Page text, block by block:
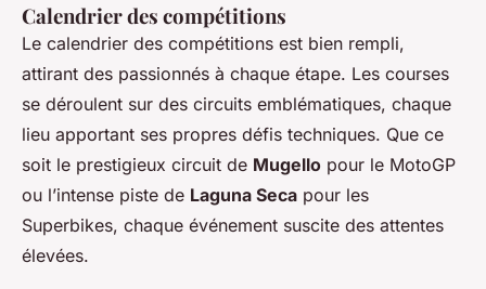
Calendrier des compétitions
Le calendrier des compétitions est bien rempli,
attirant des passionnés à chaque étape. Les courses
se déroulent sur des circuits emblématiques, chaque
lieu apportant ses propres défis techniques. Que ce
soit le prestigieux circuit de Mugello pour le MotoGP
ou l’intense piste de Laguna Seca pour les
Superbikes, chaque événement suscite des attentes
élevées.